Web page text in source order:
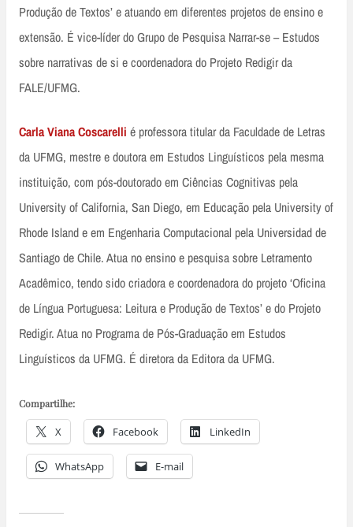
Produção de Textos’ e atuando em diferentes projetos de ensino e
extensão. É vice-líder do Grupo de Pesquisa Narrar-se – Estudos
sobre narrativas de si e coordenadora do Projeto Redigir da
FALE/UFMG.
Carla Viana Coscarelli é professora titular da Faculdade de Letras
da UFMG, mestre e doutora em Estudos Linguísticos pela mesma
instituição, com pós-doutorado em Ciências Cognitivas pela
University of California, San Diego, em Educação pela University of
Rhode Island e em Engenharia Computacional pela Universidad de
Santiago de Chile. Atua no ensino e pesquisa sobre Letramento
Acadêmico, tendo sido criadora e coordenadora do projeto ‘Oficina
de Língua Portuguesa: Leitura e Produção de Textos’ e do Projeto
Redigir. Atua no Programa de Pós-Graduação em Estudos
Linguísticos da UFMG. É diretora da Editora da UFMG.
Compartilhe:
X Facebook LinkedIn
WhatsApp E-mail